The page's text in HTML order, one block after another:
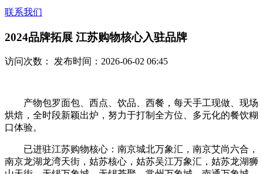
联系我们
2024品牌拓展 江苏购物核心入驻品牌
访问次数： 发布时间：2026-06-02 06:45
产物包罗面包、西点、饮品、西餐，每天手工现做、现场
烘焙，全时段新颖出炉，努力于打制全方位、多元化的餐饮糊
口体验。
已进驻江苏购物核心：南京城北万象汇，南京艾尚六合，
南京龙湖龙湾天街，姑苏核心，姑苏吴江万象汇，姑苏龙湖狮